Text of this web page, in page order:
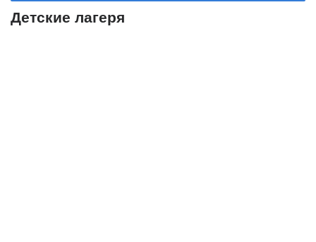
Детские лагеря